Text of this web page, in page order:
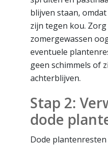
blijven staan,
zijn tegen kou.
zomergewassen
eventuele
geen schimmels of
achterblijven.
Stap 2:
dode
Dode